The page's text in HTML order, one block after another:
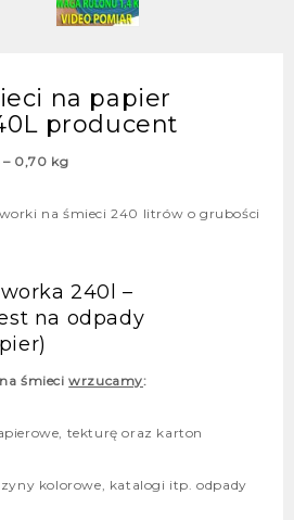
na papier
producent
– 0,70 kg
na śmieci 240 litrów o grubości
240l –
na odpady
śmieciwrzucamy:
tekturę oraz karton
kolorowe, katalogi itp. odpady